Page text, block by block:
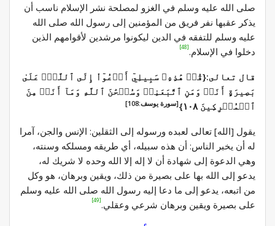
صلى الله عليه وسلم في الغزو لمصلحة نشر الإسلام ناسب أن
يذكر عقبها نفر فريق من المؤمنين إلى رسول الله صلى الله
عليه وسلم للتفقه في الدين ليكونوا مرشدين لأقوامهم الذين
دخلوا في الإسلام.[48]
قال تعالى:{قُلۡ هَٰذِهِۦ سَبِيلِيٓ أَدۡعُوٓاْ إِلَى ٱللَّهِۚ عَلَىٰ
بَصِيرَةٍ أَنَا۠ وَمَنِ ٱتَّبَعَنِيۖ وَسُبۡحَٰنَ ٱللَّهِ وَمَآ أَنَا۠ مِنَ
ٱلۡمُشۡرِكِينَ ١٠٨}
[سورة يوسف:108]
يقول [الله] تعالى لعبده ورسوله إلى الثقلين: الإنس والجن، آمرا
له أن يخبر الناس: أن هذه سبيله، أي طريقه ومسلكه وسنته،
وهي الدعوة إلى شهادة أن لا إله إلا الله وحده لا شريك له،
يدعو إلى الله بها على بصيرة من ذلك، ويقين وبرهان، هو وكل
من اتبعه، يدعو إلى ما دعا إليه رسول الله صلى الله عليه وسلم
على بصيرة ويقين وبرهان شرعي وعقلي.[49]